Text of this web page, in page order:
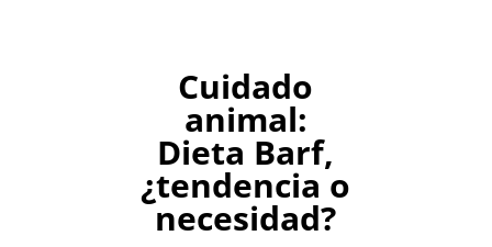
Cuidado
animal:
Dieta Barf,
¿tendencia o
necesidad?